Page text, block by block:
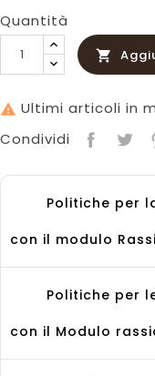
Quantità

 Ultimi articoli in
Condividi
Politiche per
con il modulo
Politiche per
con il Modulo